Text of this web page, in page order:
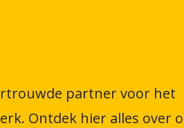
partner voor het
Ontdek hier alles over